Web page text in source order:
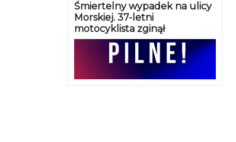
Śmiertelny wypadek na ulicy
Morskiej. 37-letni
motocyklista zginął